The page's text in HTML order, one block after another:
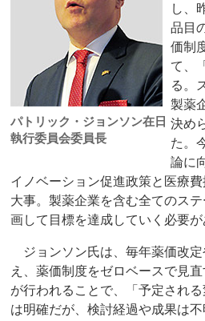
パトリック・ジョンソン在日
執行委員会委員長
し、
品目
価制
て、
る。
製薬
決め
た。
論に
イノベーション促進政策と医療
大事。製薬企業を含む全てのス
画して目標を達成していく必要が
ジョンソン氏は、毎年薬価改
え、薬価制度をゼロベースで見
が行われることで、「予定され
は明確だが、検討経過や成果は